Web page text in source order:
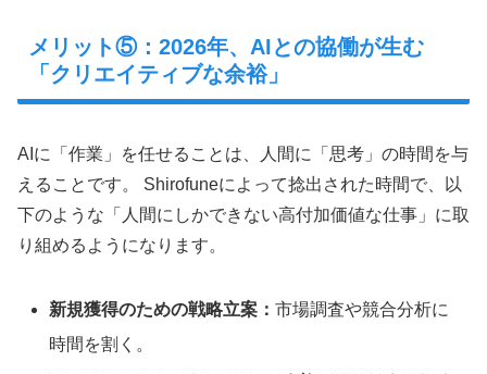
メリット⑤：2026年、AIとの協働が生む
「クリエイティブな余裕」
AIに「作業」を任せることは、人間に「思考」の時間を与
えることです。 Shirofuneによって捻出された時間で、以
下のような「人間にしかできない高付加価値な仕事」に取
り組めるようになります。
新規獲得のための戦略立案：市場調査や競合分析に
時間を割く。